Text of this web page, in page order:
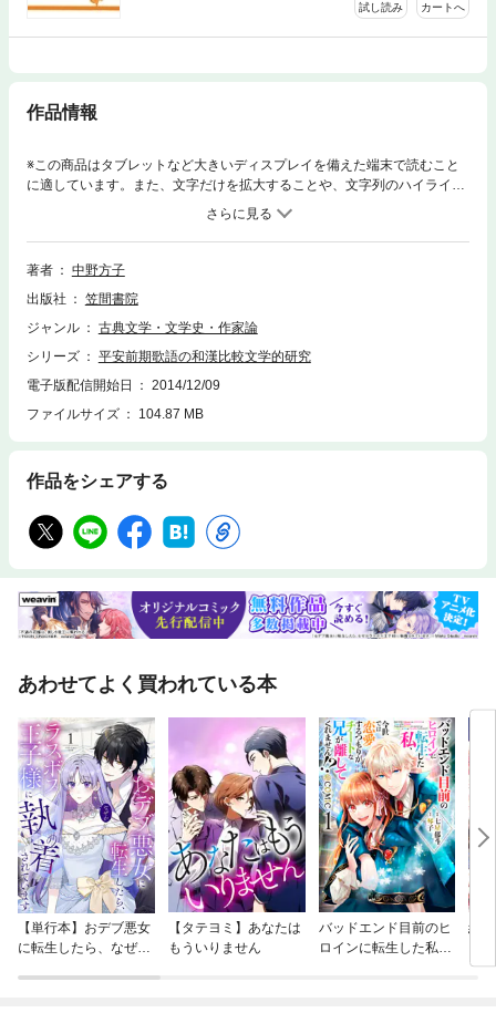
試し読み カートへ
作品情報
※この商品はタブレットなど大きいディスプレイを備えた端末で読むこと
に適しています。また、文字だけを拡大することや、文字列のハイライ
ト、検索、辞書の参照、引用などの機能が使用できません。なだらかな”や
まとことば”の歌たちが背負う、硬質な漢籍や仏典の世界。歌語の創成期、
当時の人々はこんなにも想像力ゆたかに、ことばを試作していた‐。
著者
中野方子
出版社
笠間書院
ジャンル
古典文学・文学史・作家論
シリーズ
平安前期歌語の和漢比較文学的研究
電子版配信開始日
2014/12/09
ファイルサイズ
104.87 MB
作品をシェアする
あわせてよく買われている本
【単行本】おデブ悪女
に転生したら、なぜか
【タテヨミ】あなたは
もういりません
バッドエンド目前のヒ
ロインに転生した私、
結